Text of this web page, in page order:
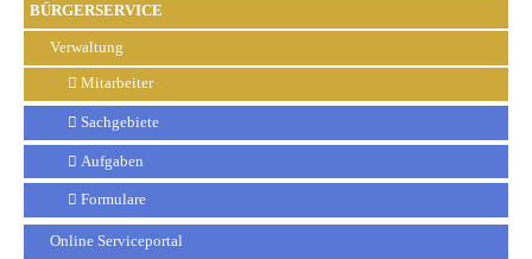
BÜRGERSERVICE
Verwaltung
Mitarbeiter
Sachgebiete
Aufgaben
Formulare
Online Serviceportal